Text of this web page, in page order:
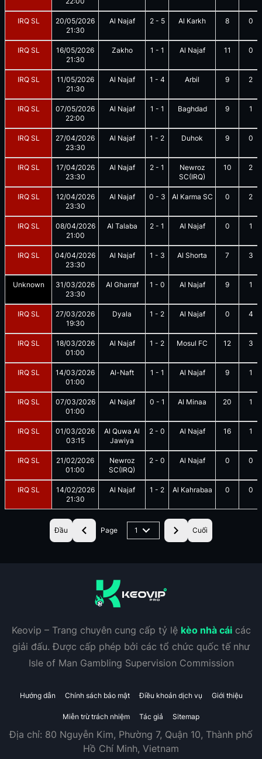
IRQ SL
20/05/2026
21:30
Al Najaf 2- 5 Al Karkh 8 0
IRQ SL
16/05/2026
21:30
Zakho 1 - 1 Al Najaf 11 0
IRQ SL
11/05/2026
21:30
Al Najaf 1 - 4 Arbil 9 2
IRQ SL
07/05/2026
22:00
Al Najaf 1 - 1 Baghdad 9 1
IRQ SL
27/04/2026
23:30
Al Najaf 1 - 2 Duhok 9 0
IRQ SL
17/04/2026
23:30
Al Najaf 2 - 1
Newroz
SC(IRQ)
10 2
IRQ SL
12/04/2026
23:30
Al Najaf 0 - 3 Al Karma SC 0 2
IRQ SL
08/04/2026
21:00
Al Talaba 2 - 1 Al Najaf 0 1
IRQ SL
04/04/2026
23:30
Al Najaf 1 - 3 Al Shorta 7 3
Unknown
31/03/2026
23:30
Al Gharraf 1 - 0 Al Najaf 9 1
IRQ SL
27/03/2026
19:30
Dyala 1 - 2 Al Najaf 0 4
IRQ SL
18/03/2026
01:00
Al Najaf 1 - 2 Mosul FC 12 3
IRQ SL
14/03/2026
01:00
Al-Naft 1 - 1 Al Najaf 9 1
IRQ SL
07/03/2026
01:00
Al Najaf 0 - 1 Al Minaa 20 1
IRQ SL
01/03/2026
03:15
Al Quwa Al
Jawiya
2 - 0 Al Najaf 16 1
IRQ SL
21/02/2026
01:00
Newroz
SC(IRQ)
2 - 0 Al Najaf 0 0
IRQ SL
14/02/2026
21:30
Al Najaf 1 - 2 Al Kahrabaa 0 0
Đầu Page 1 Cuối
Keovip – Trang chuyên cung cấp tỷ lệ kèo nhà cáicác
giải đấu. Được cấp phép bởi các tổ chức quốc tế như
Isle of Man Gambling Supervision Commission
Hướng dẫn Chính sách bảo mật Điều khoản dịch vụ Giới thiệu
Miễn trừ trách nhiệm Tác giả Sitemap
Địa chỉ: 80 Nguyễn Kim, Phường 7, Quận 10, Thành phố
Hồ Chí Minh, Vietnam